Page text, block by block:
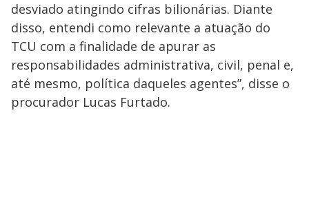
desviado atingindo cifras bilionárias. Diante
disso, entendi como relevante a atuação do
TCU com a finalidade de apurar as
responsabilidades administrativa, civil, penal e,
até mesmo, política daqueles agentes”, disse o
procurador Lucas Furtado.